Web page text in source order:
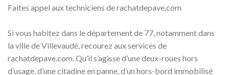
Faites appel aux techniciens de rachatdepave.com
Si vous habitez dans le département de 77, notamment dans
la ville de Villevaudé, recourez aux services de
rachatdepave.com. Qu’il s’agisse d’une deux-roues hors
d’usage, d’une citadine en panne, d’un hors-bord immobilisé